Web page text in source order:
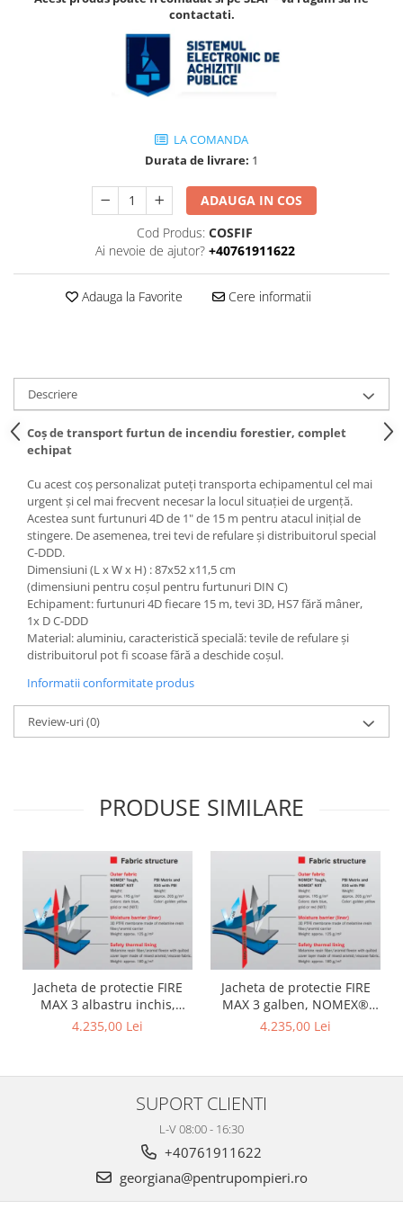
Aparate de respirat autonome
Accesorii pentru camere de
Accesorii de trecere a apei si
Accesorii detectare de gaz
Dispozitive de masurare radiatii
Diverse dispozitive de masurare
Sisteme de avertizare
contactati.
LA COMANDA
Durata de livrare: 1
ADAUGA IN COS
Cod Produs: COSFIF
Ai nevoie de ajutor? +40761911622
Adauga la Favorite Cere informatii
Descriere
Coș de transport furtun de incendiu forestier, complet
echipat
Cu acest coș personalizat puteți transporta echipamentul cel mai
urgent și cel mai frecvent necesar la locul situației de urgență.
Acestea sunt furtunuri 4D de 1" de 15 m pentru atacul inițial de
stingere. De asemenea, trei tevi de refulare și distribuitorul special
C-DDD.
Dimensiuni (L x W x H) : 87x52 x11,5 cm
(dimensiuni pentru coșul pentru furtunuri DIN C)
Echipament: furtunuri 4D fiecare 15 m, tevi 3D, HS7 fără mâner,
1x D C-DDD
Material: aluminiu, caracteristică specială: tevile de refulare și
distribuitorul pot fi scoase fără a deschide coșul.
Informatii conformitate produs
Review-uri(0)
PRODUSE SIMILARE
Jacheta de protectie FIRE
MAX 3 albastru inchis,
NOMEX® TOUGHT
4.235,00 Lei
Jacheta de protectie FIRE
MAX 3 galben, NOMEX®
Tought
4.235,00 Lei
SUPORT CLIENTI
L-V 08:00 - 16:30
+40761911622
georgiana@pentrupompieri.ro